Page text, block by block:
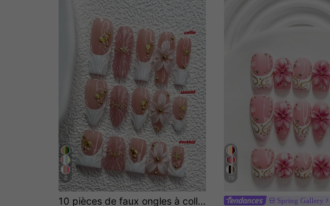
6
10 pièces de faux ongles à coller faits main, style romantique et élégant, set d'ongles en polygel, étoiles de mer scintillantes, coquillages, strass, fleurs, vernis à ongles blanc, style audacieux, outils à ongles inclus, 3 tailles disponibles, amande, canard, cercueil, pour fête, danse, port quotidien.
19
Spring Gallery